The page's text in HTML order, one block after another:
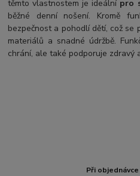
těmto vlastnostem je ideální pro
běžné denní nošení. Kromě
bezpečnost a pohodlí dětí, což se
materiálů a snadné údržbě.
chrání, ale také podporuje zdravý
Při objednávce